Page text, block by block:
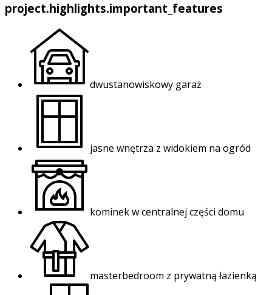
project.highlights.important_features
dwustanowiskowy garaż
jasne wnętrza z widokiem na ogród
kominek w centralnej części domu
masterbedroom z prywatną łazienką